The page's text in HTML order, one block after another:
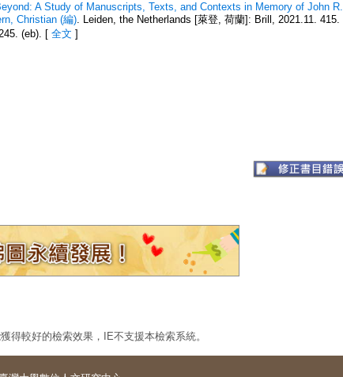
A Study of Manuscripts, Texts, and Contexts in Memory of John R.
Christian (編). Leiden, the Netherlands [萊登, 荷蘭]: Brill, 2021.11. 415.
(eb). [ 全文 ]
得較好的檢索效果，IE不支援本檢索系統。